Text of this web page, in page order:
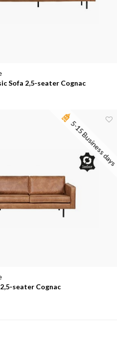
Sofa 2,5-seater Cognac
5-15 Business days
seater Cognac